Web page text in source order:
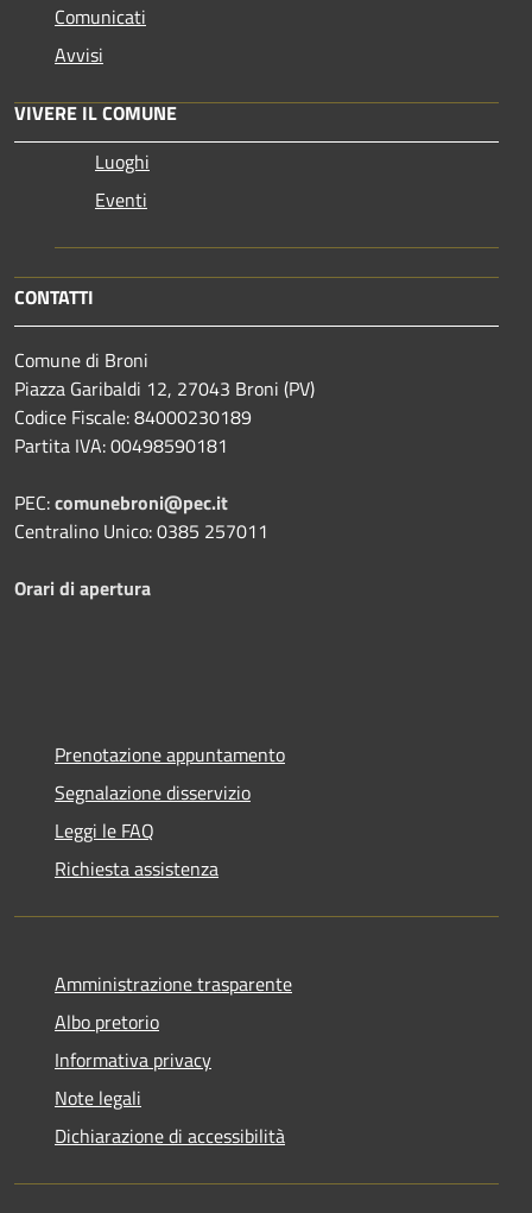
Comunicati
Avvisi
VIVERE IL COMUNE
Luoghi
Eventi
CONTATTI
Comune di Broni
Piazza Garibaldi 12, 27043 Broni (PV)
Codice Fiscale: 84000230189
Partita IVA: 00498590181
PEC:comunebroni@pec.it
Centralino Unico: 0385 257011
Orari di apertura
Prenotazione appuntamento
Segnalazione disservizio
Leggi le FAQ
Richiesta assistenza
Amministrazione trasparente
Albo pretorio
Informativa privacy
Note legali
Dichiarazione di accessibilità